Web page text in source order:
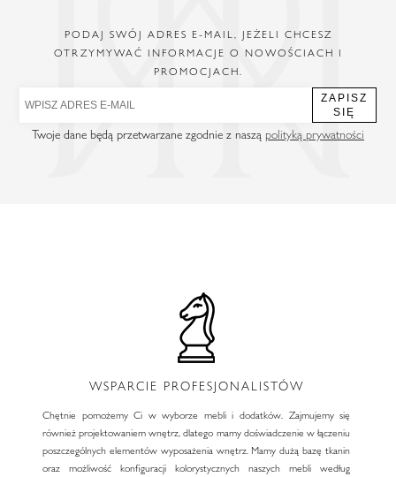
PODAJ SWÓJ ADRES E-MAIL, JEŻELI CHCESZ
OTRZYMYWAĆ INFORMACJE O NOWOŚCIACH I
PROMOCJACH.
ZAPISZ
SIĘ
Twoje dane będą przetwarzane zgodnie z naszą polityką prywatności
WSPARCIE PROFESJONALISTÓW
Chętnie pomożemy Ci w wyborze mebli i dodatków. Zajmujemy się
również projektowaniem wnętrz, dlatego mamy doświadczenie w łączeniu
poszczególnych elementów wyposażenia wnętrz. Mamy dużą bazę tkanin
oraz możliwość konfiguracji kolorystycznych naszych mebli według